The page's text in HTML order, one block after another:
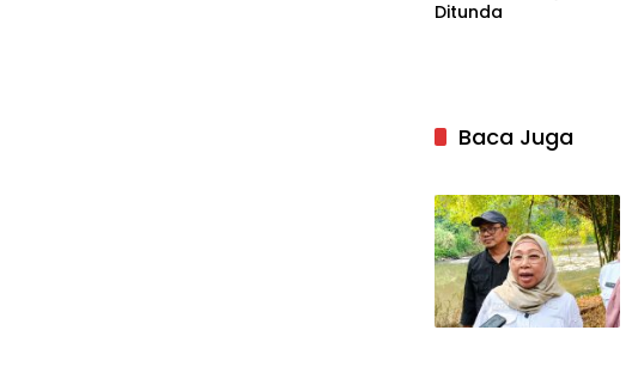
Ditunda
Baca Juga